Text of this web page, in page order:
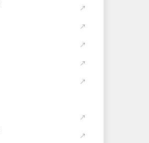
↗
↗
↗
↗
↗
↗
↗